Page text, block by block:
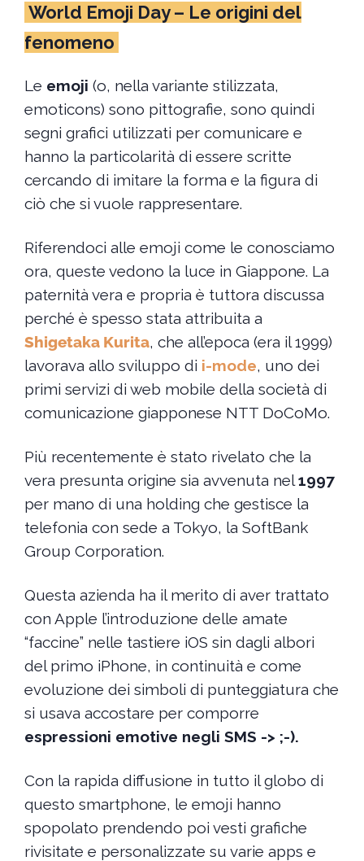
World Emoji Day – Le origini del
fenomeno
Le emoji (o, nella variante stilizzata,
emoticons) sono pittografie, sono quindi
segni grafici utilizzati per comunicare e
hanno la particolarità di essere scritte
cercando di imitare la forma e la figura di
ciò che si vuole rappresentare.
Riferendoci alle emoji come le conosciamo
ora, queste vedono la luce in Giappone. La
paternità vera e propria è tuttora discussa
perché è spesso stata attribuita a
Shigetaka Kurita, che all’epoca (era il 1999)
lavorava allo sviluppo di i-mode, uno dei
primi servizi di web mobile della società di
comunicazione giapponese NTT DoCoMo.
Più recentemente è stato rivelato che la
vera presunta origine sia avvenuta nel1997
per mano di una holding che gestisce la
telefonia con sede a Tokyo, la SoftBank
Group Corporation.
Questa azienda ha il merito di aver trattato
con Apple l’introduzione delle amate
“faccine” nelle tastiere iOS sin dagli albori
del primo iPhone, in continuità e come
evoluzione dei simboli di punteggiatura che
si usava accostare per comporre
espressioni emotive negli SMS -> ;-).
Con la rapida diffusione in tutto il globo di
questo smartphone, le emoji hanno
spopolato prendendo poi vesti grafiche
rivisitate e personalizzate su varie apps e